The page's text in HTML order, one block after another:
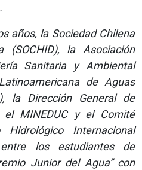
años, la Sociedad Chilena
(SOCHID), la Asociación
Sanitaria y Ambiental
de Aguas
la Dirección General de
el MINEDUC y el Comité
Internacional
entre los estudiantes de
Junior del Agua” con